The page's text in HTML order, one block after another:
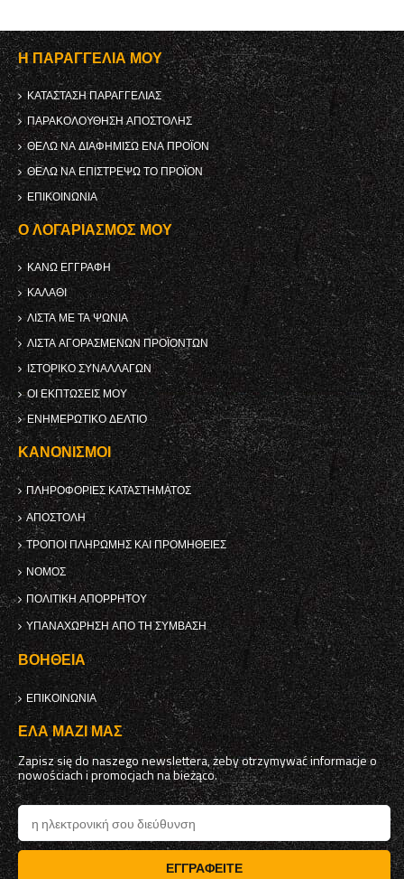
Η ΠΑΡΑΓΓΕΛΊΑ ΜΟΥ
ΚΑΤΆΣΤΑΣΗ ΠΑΡΑΓΓΕΛΊΑΣ
ΠΑΡΑΚΟΛΟΎΘΗΣΗ ΑΠΟΣΤΟΛΉΣ
ΘΈΛΩ ΝΑ ΔΙΑΦΗΜΊΣΩ ΈΝΑ ΠΡΟΪΌΝ
ΘΈΛΩ ΝΑ ΕΠΙΣΤΡΈΨΩ ΤΟ ΠΡΟΪΌΝ
ΕΠΙΚΟΙΝΩΝΊΑ
Ο ΛΟΓΑΡΙΑΣΜΌΣ ΜΟΥ
ΚΑΝΩ ΕΓΓΡΑΦΗ
ΚΑΛΆΘΙ
ΛΊΣΤΑ ΜΕ ΤΑ ΨΏΝΙΑ
ΛΊΣΤΑ ΑΓΟΡΑΣΜΈΝΩΝ ΠΡΟΪΌΝΤΩΝ
ΙΣΤΟΡΙΚΌ ΣΥΝΑΛΛΑΓΏΝ
ΟΙ ΕΚΠΤΏΣΕΙΣ ΜΟΥ
ΕΝΗΜΕΡΩΤΙΚΌ ΔΕΛΤΊΟ
ΚΑΝΟΝΙΣΜΟΊ
ΠΛΗΡΟΦΟΡΊΕΣ ΚΑΤΑΣΤΉΜΑΤΟΣ
ΑΠΟΣΤΟΛΉ
ΤΡΌΠΟΙ ΠΛΗΡΩΜΉΣ ΚΑΙ ΠΡΟΜΉΘΕΙΕΣ
ΝΌΜΟΣ
ΠΟΛΙΤΙΚΉ ΑΠΟΡΡΉΤΟΥ
ΥΠΑΝΑΧΏΡΗΣΗ ΑΠΌ ΤΗ ΣΎΜΒΑΣΗ
ΒΟΉΘΕΙΑ
ΕΠΙΚΟΙΝΩΝΊΑ
ΈΛΑ ΜΑΖΊ ΜΑΣ
Zapisz się do naszego newslettera, żeby otrzymywać informacje o
nowościach i promocjach na bieżąco.
ΕΓΓΡΑΦΕΊΤΕ